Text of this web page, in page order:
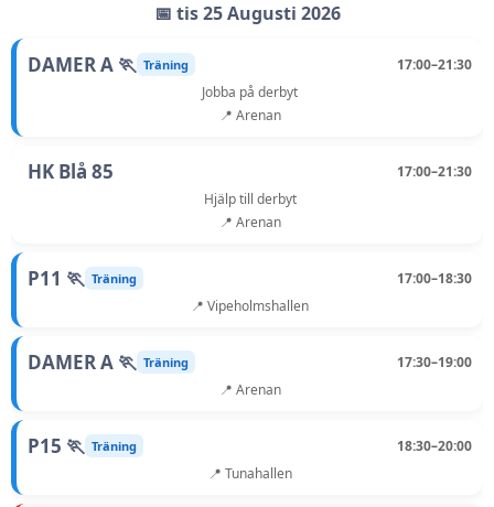
📅 tis 25 Augusti 2026
DAMER A 🏃 Träning
17:00–21:30
Jobba på derbyt
📍 Arenan
HK Blå 85
17:00–21:30
Hjälp till derbyt
📍 Arenan
P11 🏃 Träning
17:00–18:30
📍 Vipeholmshallen
DAMER A 🏃 Träning
17:30–19:00
📍 Arenan
P15 🏃 Träning
18:30–20:00
📍 Tunahallen